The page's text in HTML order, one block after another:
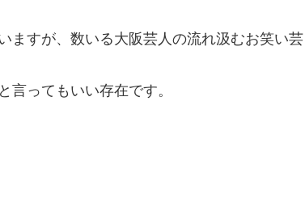
ますが、数いる大阪芸人の流れ汲むお笑い芸
言ってもいい存在です。